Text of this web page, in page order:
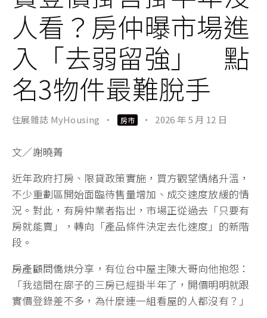
人看？房仲曝市場進
入「去弱留強」 點
名3物件最難脫手
住展雜誌 MyHousing · 房市 · 2026 年 5 月 12 日
文／謝曉菁
近年政府打房、限貸政策實施，買方觀望情緒升溫，
不少重劃區開始面臨待售量增加、成交速度放緩的情
況。對此，有房仲業者指出，市場正從過去「只要有
房就能賣」，轉向「產品條件決定去化速度」的新階
段。
房產顧問僑烘分享，有位台中屋主陳大哥向他抱怨：
「我這間在廍子的三房已經掛半年了，開價明明就跟
實價登錄差不多，為什麼連一組看屋的人都沒有？」